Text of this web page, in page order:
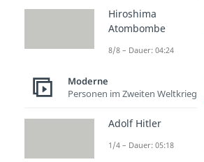
das deutsche
und überlegen war (
Das Attentat
zur Stelle
Aber wie kam es
Hiroshima
Atombombe
8/8 – Dauer: 04:24
Moderne
Personen im Zweiten Weltkrieg
Adolf Hitler
1/4 – Dauer: 05:18